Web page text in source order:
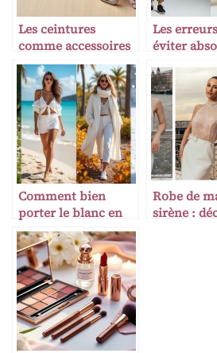
Les ceintures
comme accessoires
mode
incontournables
Les
éviter
Comment bien
porter le blanc en
toute saison
Robe de
sirène :